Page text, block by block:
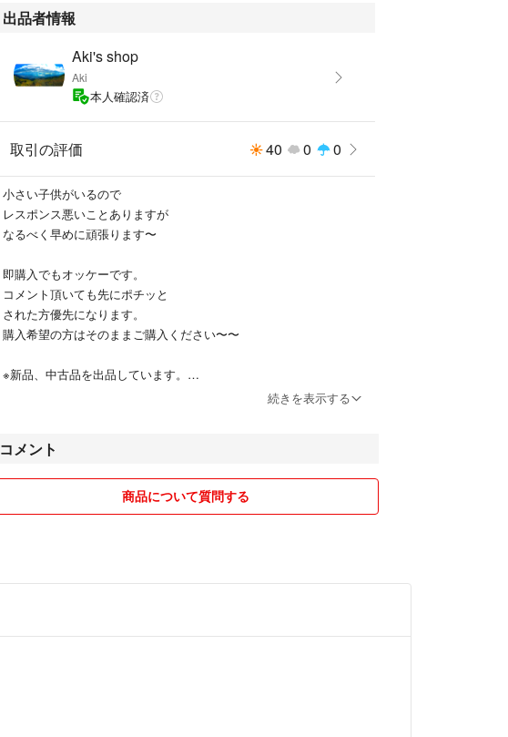
DENHAM デンハム
メゾンキツネ
Monclerモンクレール
PhilippeModel フィリップモデル
アトランティックスターズ
ロイヤルフラッシュ
ESTNATION
LEON
出品者情報
Aki's shop
Aki
本人確認済
取引の評価 40 0 0
小さい子供がいるので
レスポンス悪いことありますが
なるべく早めに頑張ります〜
即購入でもオッケーです。
コメント頂いても先にポチッと
された方優先になります。
購入希望の方はそのままご購入ください〜〜
※新品、中古品を出品しています。
※発送は送料込みのものは定形外で
保証がないので気になる方は
※返金、返品お受け出来ないので
続きを表示する
コメント
商品について質問する